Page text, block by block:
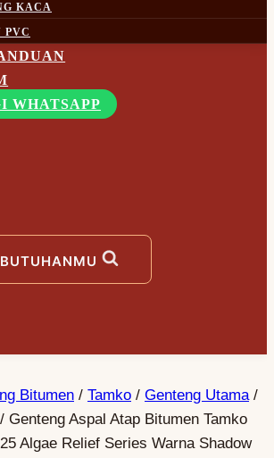
KACA
PVC
WHATSAPP
Bitumen / Tamko / Genteng Utama /
/ Genteng Aspal Atap Bitumen Tamko
Algae Relief Series Warna Shadow